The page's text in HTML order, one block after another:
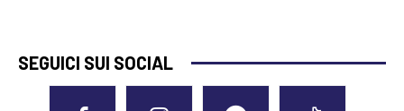
SEGUICI SUI SOCIAL